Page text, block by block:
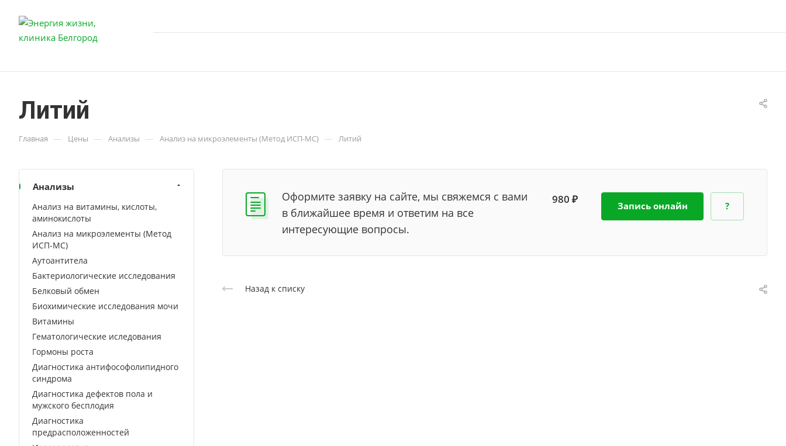
Литий
Главная — Цены — Анализы — Анализ на микроэлементы (Метод ИСП-МС) — Литий
Оформите заявку на сайте, мы свяжемся с вами
в ближайшее время и ответим на все
интересующие вопросы.
980 ₽ Запись онлайн ?
Назад к списку
Анализы
Анализ на витамины, кислоты,
аминокислоты
Анализ на микроэлементы (Метод
ИСП-МС)
Аутоантитела
Бактериологические исследования
Белковый обмен
Биохимические исследования мочи
Витамины
Гематологические иследования
Гормоны роста
Диагностика антифософолипидного
синдрома
Диагностика дефектов пола и
мужского бесплодия
Диагностика
предрасположенностей